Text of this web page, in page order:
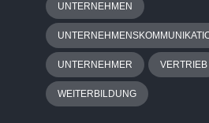
UNTERNEHMEN
UNTERNEHMER VERTRIEB
WEITERBILDUNG